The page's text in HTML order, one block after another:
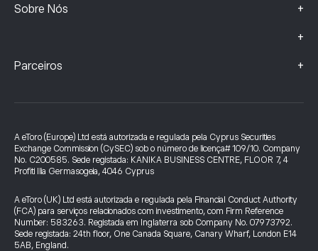
Sobre Nós +
+
Parceiros +
A eToro (Europe) Ltd está autorizada e regulada pela Cyprus Securities
Exchange Commission (CySEC) sob o número de licença# 109/10. Company
No. C200585. Sede registada: KANIKA BUSINESS CENTRE, FLOOR 7, 4
Profiti Ilia Germasogeia, 4046 Cyprus
A eToro (UK) Ltd está autorizada e regulada pela Financial Conduct Authority
(FCA) para serviços relacionados com investimento, com Firm Reference
Number: 583263. Registada em Inglaterra sob Company No. 07973792.
Sede registada: 24th floor, One Canada Square, Canary Wharf, London E14
5AB, England.